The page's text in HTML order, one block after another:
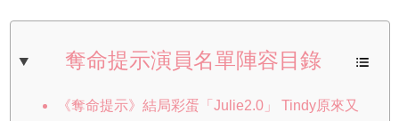
奪命提示演員名單陣容目錄
《奪命提示》結局彩蛋「Julie2.0」 Tindy原來又